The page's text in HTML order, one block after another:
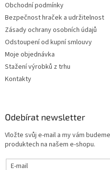
Obchodní podmínky
Bezpečnost hraček a udržitelnost
Zásady ochrany osobních údajů
Odstoupení od kupní smlouvy
Moje objednávka
Stažení výrobků z trhu
Kontakty
Odebírat newsletter
Vložte svůj e-mail a my vám
produktech na našem e-shopu.
E-mail